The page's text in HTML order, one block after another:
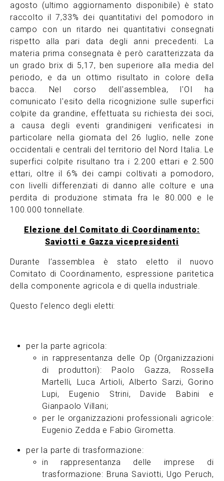
agosto (ultimo aggiornamento disponibile) è stato
raccolto il 7,33% dei quantitativi del pomodoro in
campo con un ritardo nei quantitativi consegnati
rispetto alla pari data degli anni precedenti. La
materia prima consegnata è però caratterizzata da
un grado brix di 5,17, ben superiore alla media del
periodo, e da un ottimo risultato in colore della
bacca. Nel corso dell'assemblea, l'OI ha
comunicato l'esito della ricognizione sulle superfici
colpite da grandine, effettuata su richiesta dei soci,
a causa degli eventi grandinigeni verificatesi in
particolare nella giornata del 26 luglio, nelle zone
occidentali e centrali del territorio del Nord Italia. Le
superfici colpite risultano tra i 2.200 ettari e 2.500
ettari, oltre il 6% dei campi coltivati a pomodoro,
con livelli differenziati di danno alle colture e una
perdita di produzione stimata fra le 80.000 e le
100.000 tonnellate.
Elezione del Comitato di Coordinamento:
Saviotti e Gazza vicepresidenti
Durante l’assemblea è stato eletto il nuovo
Comitato di Coordinamento, espressione paritetica
della componente agricola e di quella industriale.
Questo l’elenco degli eletti:
per la parte agricola:
in rappresentanza delle Op (Organizzazioni
di produttori): Paolo Gazza, Rossella
Martelli, Luca Artioli, Alberto Sarzi, Gorino
Lupi, Eugenio Strini, Davide Babini e
Gianpaolo Villani;
per le organizzazioni professionali agricole:
Eugenio Zedda e Fabio Girometta.
per la parte di trasformazione:
in rappresentanza delle imprese di
trasformazione: Bruna Saviotti, Ugo Peruch,